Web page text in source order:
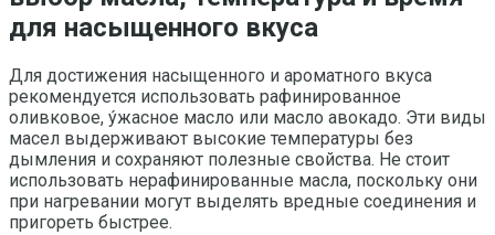
для насыщенного вкуса
Для достижения насыщенного и ароматного вкуса
рекомендуется использовать рафинированное
оливковое, у́жасное масло или масло авокадо. Эти виды
масел выдерживают высокие температуры без
дымления и сохраняют полезные свойства. Не стоит
использовать нерафинированные масла, поскольку они
при нагревании могут выделять вредные соединения и
пригореть быстрее.